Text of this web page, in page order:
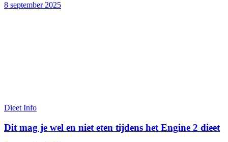
8 september 2025
Dieet Info
Dit mag je wel en niet eten tijdens het Engine 2 dieet